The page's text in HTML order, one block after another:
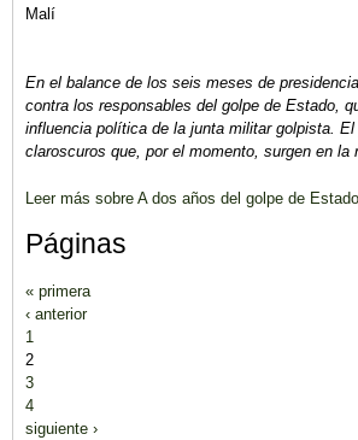
Malí
En el balance de los seis meses de
contra los responsables del golpe de Estado,
influencia política de la junta militar golpista.
claroscuros que, por el momento, surgen en la
Leer más sobre A dos años del golpe de
Páginas
« primera
‹ anterior
1
2
3
4
siguiente ›